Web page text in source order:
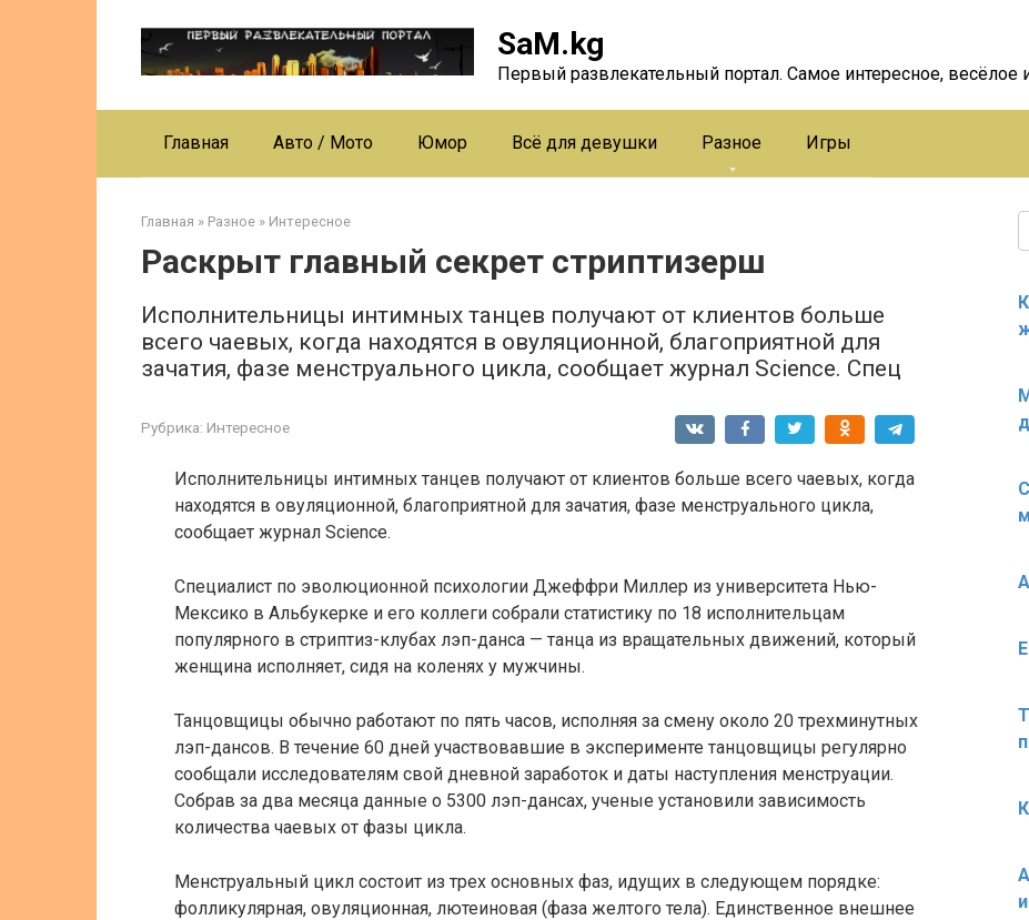
SaM.kg
Первый развлекательный портал. Самое интересное, весёлое
Главная Авто / Мото Юмор Всё для девушки Разное Игры
Главная » Разное » Интересное
Раскрыт главный секрет стриптизерш
Исполнительницы интимных танцев получают от клиентов больше
всего чаевых, когда находятся в овуляционной, благоприятной для
зачатия, фазе менструального цикла, сообщает журнал Science. Спец
Рубрика: Интересное
Исполнительницы интимных танцев получают от клиентов больше всего чаевых, когда
находятся в овуляционной, благоприятной для зачатия, фазе менструального цикла,
сообщает журнал Science.
Специалист по эволюционной психологии Джеффри Миллер из университета Нью-
Мексико в Альбукерке и его коллеги собрали статистику по 18 исполнительцам
популярного в стриптиз-клубах лэп-данса — танца из вращательных движений, который
женщина исполняет, сидя на коленях у мужчины.
Танцовщицы обычно работают по пять часов, исполняя за смену около 20 трехминутных
лэп-дансов. В течение 60 дней участвовавшие в эксперименте танцовщицы регулярно
сообщали исследователям свой дневной заработок и даты наступления менструации.
Собрав за два месяца данные о 5300 лэп-дансах, ученые установили зависимость
количества чаевых от фазы цикла.
Менструальный цикл состоит из трех основных фаз, идущих в следующем порядке:
фолликулярная, овуляционная, лютеиновая (фаза желтого тела). Единственное внешнее